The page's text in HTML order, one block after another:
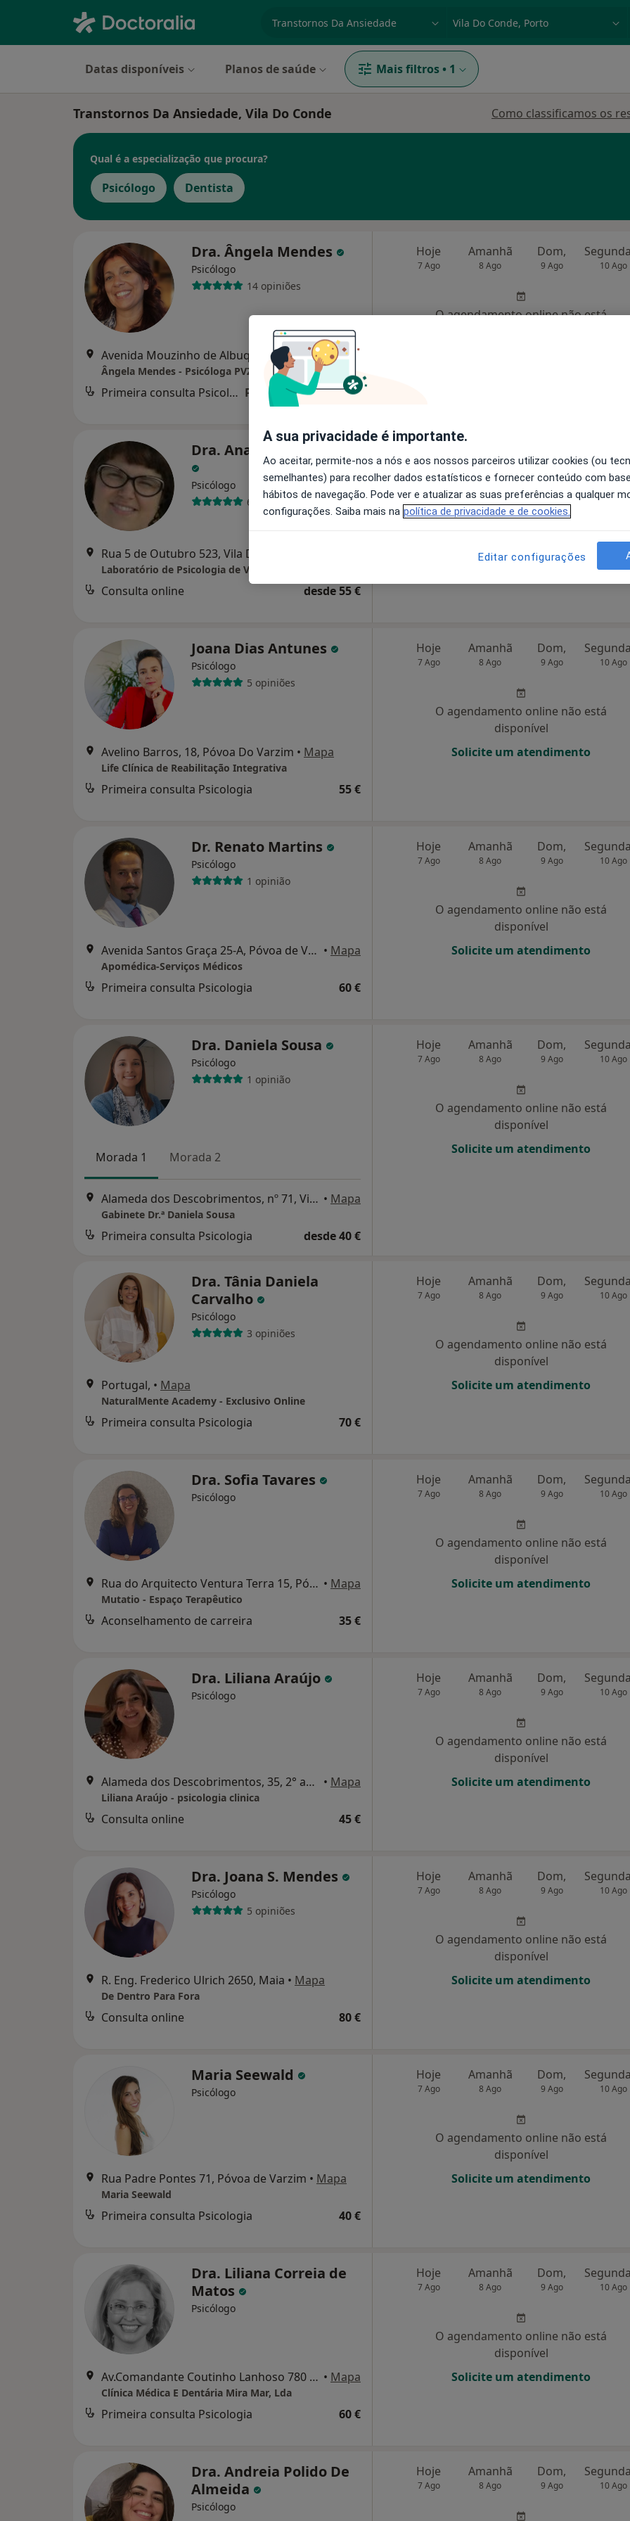
Datas disponíveis Planos de saúde Mais filtros • 1
Transtornos Da Ansiedade, Vila Do Conde Como classificamos os
Qual é a especialização que procura?
Psicólogo Dentista
Dra. Ângela Mendes
Psicólogo
14 opiniões
Avenida Mouzinho de Albuquerque, nr 48, 1 andar, Póvoa de Varzim • Mapa
Ângela Mendes - Psicóloga PVZ
Primeira consulta Psicologia Preço não disponível
Hoje
7 Ago
Amanhã
8 Ago
Dom,
9 Ago 10 Ago
O agendamento online não está
Dra. Ana Rita Silva Torre
Psicólogo
6 opiniões
Rua 5 de Outubro 523, Vila Do Conde
Laboratório de Psicologia de Vila Do Conde
Consulta online desde 55 €
7 Ago 8 Ago 9 Ago 10 Ago
O agendamento online não está
Solicite um atendimento
Joana Dias Antunes
Psicólogo
5 opiniões
Avelino Barros, 18, Póvoa Do Varzim • Mapa
Life Clínica de Reabilitação Integrativa
Primeira consulta Psicologia 55 €
Hoje
7 Ago
Amanhã
8 Ago
Dom,
9 Ago 10 Ago
O agendamento online não está
disponível
Solicite um atendimento
Dr. Renato Martins
Psicólogo
1 opinião
Avenida Santos Graça 25-A, Póvoa de Varzim • Mapa
Apomédica-Serviços Médicos
Primeira consulta Psicologia 60 €
Hoje
7 Ago
Amanhã
8 Ago
Dom,
9 Ago 10 Ago
O agendamento online não está
disponível
Solicite um atendimento
Dra. Daniela Sousa
Psicólogo
1 opinião
Morada 1 Morada 2
Alameda dos Descobrimentos, nº 71, Vila Do Conde • Mapa
Gabinete Dr.ª Daniela Sousa
Primeira consulta Psicologia desde 40 €
Hoje
7 Ago
Amanhã
8 Ago
Dom,
9 Ago 10 Ago
O agendamento online não está
disponível
Solicite um atendimento
Dra. Tânia Daniela
Carvalho
Psicólogo
3 opiniões
Portugal, • Mapa
NaturalMente Academy - Exclusivo Online
Primeira consulta Psicologia 70 €
Hoje
7 Ago
Amanhã
8 Ago
Dom,
9 Ago 10 Ago
O agendamento online não está
disponível
Solicite um atendimento
Dra. Sofia Tavares
Psicólogo
Rua do Arquitecto Ventura Terra 15, Póvoa de Varzim • Mapa
Mutatio - Espaço Terapêutico
Aconselhamento de carreira 35 €
Hoje
7 Ago
Amanhã
8 Ago
Dom,
9 Ago 10 Ago
O agendamento online não está
disponível
Solicite um atendimento
Dra. Liliana Araújo
Psicólogo
Alameda dos Descobrimentos, 35, 2° andar, Vila Do Conde • Mapa
Liliana Araújo - psicologia clinica
Consulta online 45 €
Hoje
7 Ago
Amanhã
8 Ago
Dom,
9 Ago 10 Ago
O agendamento online não está
disponível
Solicite um atendimento
Dra. Joana S. Mendes
Psicólogo
5 opiniões
R. Eng. Frederico Ulrich 2650, Maia • Mapa
De Dentro Para Fora
Consulta online 80 €
Hoje
7 Ago
Amanhã
8 Ago
Dom,
9 Ago 10 Ago
O agendamento online não está
disponível
Solicite um atendimento
Maria Seewald
Psicólogo
Rua Padre Pontes 71, Póvoa de Varzim • Mapa
Maria Seewald
Primeira consulta Psicologia 40 €
Hoje
7 Ago
Amanhã
8 Ago
Dom,
9 Ago 10 Ago
O agendamento online não está
disponível
Solicite um atendimento
Dra. Liliana Correia de
Matos
Psicólogo
Av.Comandante Coutinho Lanhoso 780 r/chão Vila do Conde, Vila Do Conde • Mapa
Clínica Médica E Dentária Mira Mar, Lda
Primeira consulta Psicologia 60 €
Hoje
7 Ago
Amanhã
8 Ago
Dom,
9 Ago 10 Ago
O agendamento online não está
disponível
Solicite um atendimento
Dra. Andreia Polido De
Almeida
Psicólogo
Hoje
7 Ago
Amanhã
8 Ago
Dom,
9 Ago 10 Ago
A sua privacidade é importante.
Ao aceitar, permite-nos a nós e aos nossos parceiros utilizar cookies (ou
semelhantes) para recolher dados estatísticos e fornecer conteúdo com
hábitos de navegação. Pode ver e atualizar as suas preferências a qualquer
configurações. Saiba mais na política de privacidade e de cookies.
Editar configurações